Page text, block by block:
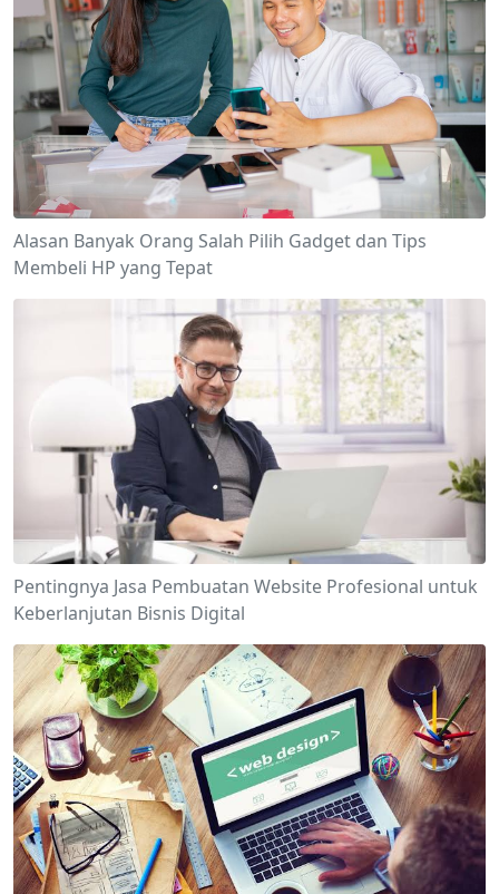
Alasan Banyak Orang Salah Pilih Gadget dan Tips
Membeli HP yang Tepat
Pentingnya Jasa Pembuatan Website Profesional untuk
Keberlanjutan Bisnis Digital